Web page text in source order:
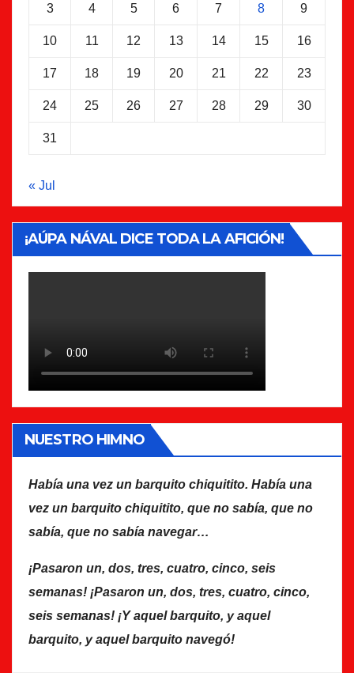
3 4 5 6 7 8 9
10 11 12 13 14 15 16
17 18 19 20 21 22 23
24 25 26 27 28 29 30
31
« Jul
¡AÚPA NÁVAL DICE TODA LA AFICIÓN!
NUESTRO HIMNO
Había una vez un barquito chiquitito. Había una
vez un barquito chiquitito, que no sabía, que no
sabía, que no sabía navegar…
¡Pasaron un, dos, tres, cuatro, cinco, seis
semanas! ¡Pasaron un, dos, tres, cuatro, cinco,
seis semanas! ¡Y aquel barquito, y aquel
barquito, y aquel barquito navegó!